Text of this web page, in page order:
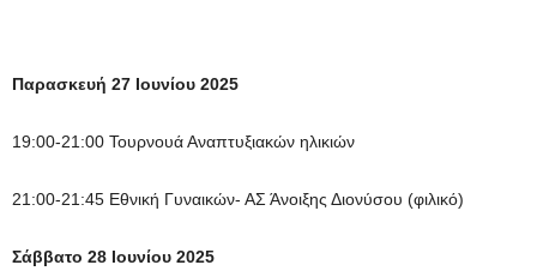
Παρασκευή 27 Ιουνίου 2025
19:00-21:00 Τουρνουά Αναπτυξιακών ηλικιών
21:00-21:45 Εθνική Γυναικών- ΑΣ Άνοιξης Διονύσου (φιλικό)
Σάββατο 28 Ιουνίου 2025